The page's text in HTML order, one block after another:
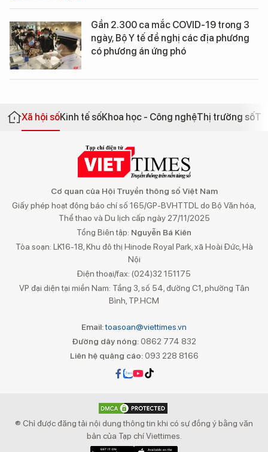
Gần 2.300 ca mắc COVID-19 trong 3
ngày, Bộ Y tế đề nghị các địa phương
có phương án ứng phó
Xã hội sốKinh tế sốKhoa học - Công nghệThị trường số
Cơ quan của Hội Truyền thông số Việt Nam
Giấy phép hoạt động báo chí số 165/GP-BVHTTDL do Bộ Văn hóa,
Thể thao và Du lịch cấp ngày 27/11/2025
Tổng Biên tập: Nguyễn Bá Kiên
Tòa soạn: LK16-18, Khu đô thị Hinode Royal Park, xã Hoài Đức, Hà
Nội
Điện thoại/fax: (024)32 151175
VP đại diện tại miền Nam: Tầng 3, số 54, đường C1, phường Tân
Bình, TP.HCM
Email:toasoan@viettimes.vn
Đường dây nóng: 0862 774 832
Liên hệ quảng cáo:093 228 8166
® Chỉ được đăng tải nội dung thông tin khi có sự đồng ý bằng văn
bản của Tạp chí Viettimes.